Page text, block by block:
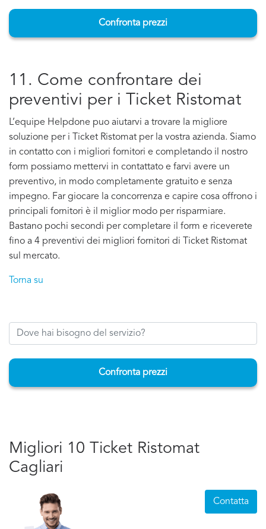
Confronta prezzi
11. Come confrontare dei
preventivi per i Ticket Ristomat
L’equipe Helpdone puo aiutarvi a trovare la migliore
soluzione per i Ticket Ristomat per la vostra azienda. Siamo
in contatto con i migliori fornitori e completando il nostro
form possiamo mettervi in contattato e farvi avere un
preventivo, in modo completamente gratuito e senza
impegno. Far giocare la concorrenza e capire cosa offrono i
principali fornitori è il miglior modo per risparmiare.
Bastano pochi secondi per completare il form e riceverete
fino a 4 preventivi dei migliori fornitori di Ticket Ristomat
sul mercato.
Torna su
Confronta prezzi
Migliori 10 Ticket Ristomat
Cagliari
Contatta